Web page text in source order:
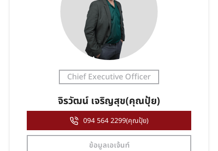
Chief Executive Officer
จิรวัฒน์ เจริญสุข(คุณปุ้ย)
094 564 2299(คุณปุ้ย)
ข้อมูลเอเจ้นท์